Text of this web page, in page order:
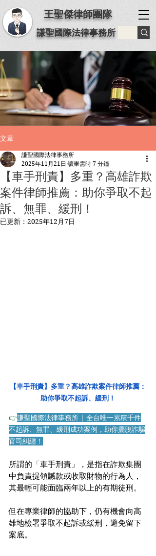
王聖傑律師團隊
謙聖國際法律事務所
文章
【車手刑責】多重？高雄詐欺
案件律師推薦：助你爭取不起
訴、無罪、緩刑！
謙聖國際法律事務所
2025年11月21日 讀畢需時 7 分鐘
已更新： 2025年12月7日
【車手刑責】多重？高雄詐欺案件律師推薦：
助你爭取不起訴、緩刑！
👉謙聖國際法律事務所 | 全台唯一累積千件
不起訴、無罪、緩刑成功案例，助你擺脫詐騙
官司糾纏！
所謂的「車手刑責」，是指在詐欺集團
中負責提領贓款或收取財物的行為人，
其最輕可能面臨兩年以上的有期徒刑。
但在專業律師的協助下，仍有機會向高
雄地檢署爭取不起訴或緩刑，避免留下
案底。